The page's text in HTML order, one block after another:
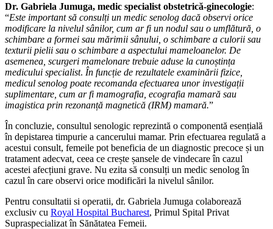
Dr. Gabriela Jumuga, medic specialist obstetrică-ginecologie:
“Este important să consulți un medic senolog dacă observi orice
modificare la nivelul sânilor, cum ar fi un nodul sau o umflătură, o
schimbare a formei sau mărimii sânului, o schimbare a culorii sau
texturii pielii sau o schimbare a aspectului mameloanelor. De
asemenea, scurgeri mamelonare trebuie aduse la cunoștința
medicului specialist. În funcție de rezultatele examinării fizice,
medicul senolog poate recomanda efectuarea unor investigații
suplimentare, cum ar fi mamografia, ecografia mamară sau
imagistica prin rezonanță magnetică (IRM) mamară.”
În concluzie, consultul senologic reprezintă o componentă esențială
în depistarea timpurie a cancerului mamar. Prin efectuarea regulată a
acestui consult, femeile pot beneficia de un diagnostic precoce și un
tratament adecvat, ceea ce crește șansele de vindecare în cazul
acestei afecțiuni grave. Nu ezita să consulți un medic senolog în
cazul în care observi orice modificări la nivelul sânilor.
Pentru consultatii si operatii, dr. Gabriela Jumuga colaborează
exclusiv cu Royal Hospital Bucharest, Primul Spital Privat
Supraspecializat în Sănătatea Femeii.